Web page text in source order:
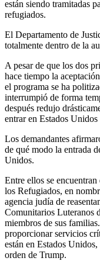
están siendo tramitadas
refugiados.
El Departamento de
totalmente dentro de la
A pesar de que los dos
hace tiempo la
el programa se ha
interrumpió de forma
después redujo
entrar en Estados Unidos
Los demandantes
de qué modo la entrada
Unidos.
Entre ellos se
los Refugiados, en
agencia judía de
Comunitarios Luteranos
miembros de sus
proporcionar servicios
están en Estados
orden de Trump.